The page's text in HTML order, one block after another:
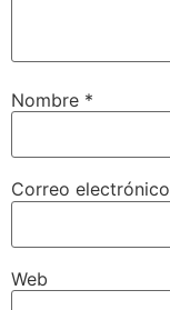
Nombre *
Correo electrónico
Web